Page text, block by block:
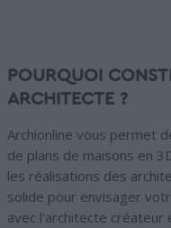
POURQUOI
ARCHITECTE ?
Archionline vous permet
de plans de maisons en
les réalisations des
solide pour envisager
avec l'architecte